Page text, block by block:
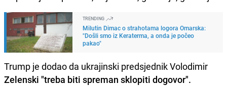
TRENDING
Milutin Dimac o strahotama logora Omarska:
"Došli smo iz Keraterma, a onda je počeo
pakao"
Trump je dodao da ukrajinski predsjednik Volodimir
Zelenski "treba biti spreman sklopiti dogovor".